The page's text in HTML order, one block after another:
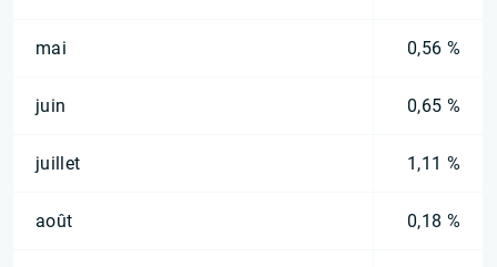
mai 0,56 %
juin 0,65 %
juillet 1,11 %
août 0,18 %